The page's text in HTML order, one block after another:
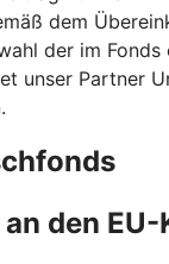
dem
der im Fonds
unser Partner
den